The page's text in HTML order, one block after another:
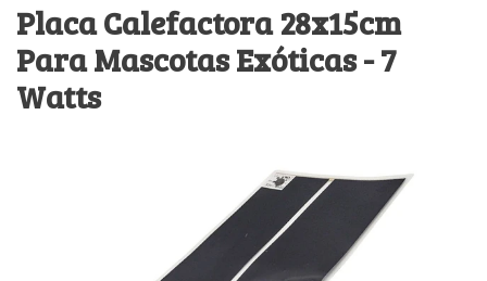
Placa Calefactora 28x15cm
Para Mascotas Exóticas - 7
Watts